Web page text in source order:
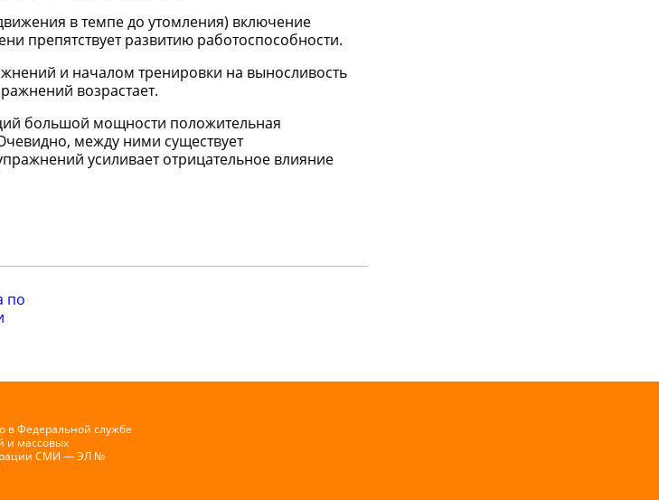
в темпе до утомления) включение
препятствует развитию работоспособности.
и началом тренировки на выносливость
возрастает.
большой мощности положительная
между ними существует
усиливает отрицательное влияние
по
в Федеральной службе
и массовых
СМИ — ЭЛ №